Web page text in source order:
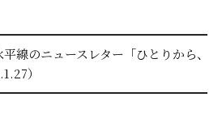
線のニュースレター「ひとりから、
）